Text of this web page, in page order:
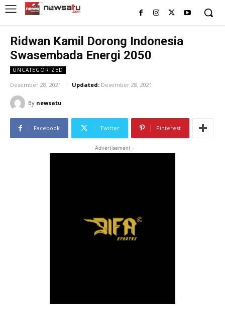
Ridwan Kamil Dorong Indonesia
Swasembada Energi 2050
UNCATEGORIZED
Desember 28, 2021 Updated: Desember 28, 2021
By newsatu
Facebook Twitter Pinterest
- Advertisement -